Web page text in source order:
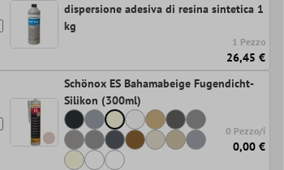
dispersione adesiva di resina sintetica 1
kg
1 Pezzo
26,45 €
Schönox ES Bahamabeige Fugendicht-
Silikon (300ml)
0 Pezzo/i
0,00 €